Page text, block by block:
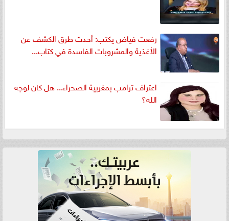
رفعت فياض يكتب: أحدث طرق الكشف عن
الأغذية والمشروبات الفاسدة في كتاب...
اعتراف ترامب بمغربية الصحراء... هل كان لوجه
الله؟